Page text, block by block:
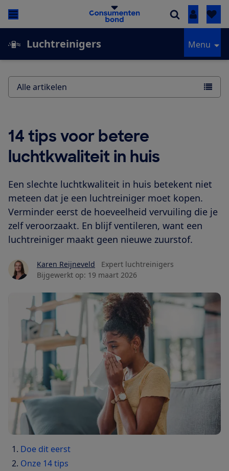
Inloggen
Luchtreinigers Menu
14 tips voor betere
luchtkwaliteit in huis
Een slechte luchtkwaliteit in huis betekent niet
meteen dat je een luchtreiniger moet kopen.
Verminder eerst de hoeveelheid vervuiling die je
zelf veroorzaakt. En blijf ventileren, want een
luchtreiniger maakt geen nieuwe zuurstof.
Karen Reijneveld
Expert luchtreinigers
Bijgewerkt op: 19 maart 2026
Doe dit eerst
Onze 14 tips
Alle artikelen